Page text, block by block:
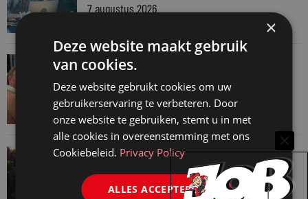
7 augustus 2026
VAN ONZE KENNISPARTNERS
Martin Woodward: waarom geen enkel
advocatenkantoor hetzelfde kan blijven
4 augustus 2026
VAN ONZE KENNISPARTNERS
Waarom standaard carrièrepaden talent
kosten
×
Deze website maakt gebruik
van cookies.
Deze website gebruikt cookies om uw
gebruikerservaring te verbeteren. Door
onze website te gebruiken, stemt u in met
alle cookies in overeenstemming met ons
Cookiebeleid. Privacy Policy
ALLES ACCEPTEREN